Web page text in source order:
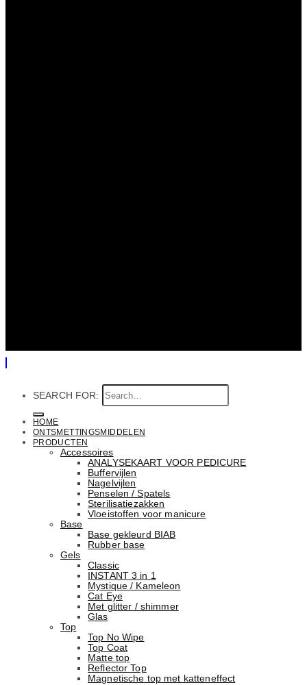
SEARCH FOR:
HOME
ONTSMETTINGSMIDDELEN
PRODUCTEN
Accessoires
ANALYSEKAART VOOR PEDICURE
Buffervijlen
Nagelvijlen
Penselen / Spatels
Sterilisatiezakken
Vloeistoffen voor manicure
Base
Basе gekleurd BIAB
Rubber basе
Gels
Classic
INSTANT 3 in 1
Mystique / Kameleon
Cat Eye
Met glitter / shimmer
Glas
Top
Top No Wipe
Top Coat
Matte top
Reflector Top
Magnetische top met katteneffect